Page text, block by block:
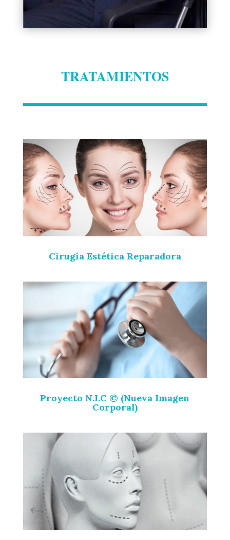
TRATAMIENTOS
Cirugía Estética Reparadora
Proyecto N.I.C © (Nueva Imagen
Corporal)